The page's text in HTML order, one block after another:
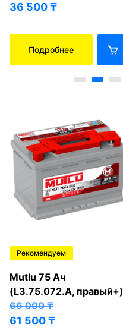
36 500₸
Подробнее
Рекомендуем
Mutlu 75 Ач
(L3.75.072.A, правый+)
66 000₸
61 500₸